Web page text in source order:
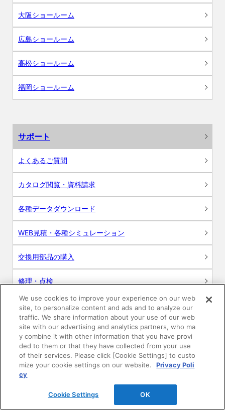
大阪ショールーム
広島ショールーム
高松ショールーム
福岡ショールーム
サポート
よくあるご質問
カタログ閲覧・資料請求
各種データダウンロード
WEB見積・各種シミュレーション
交換用部品の購入
修理・点検
お問い合わせ
ログイン
建築・設計関係者様向けサイト
ユーザー登録サービス
WEB見積システム
We use cookies to improve your experience on our web
site, to personalize content and ads and to analyze our
traffic. We share information about your use of our web
site with our advertising and analytics partners, who ma
y combine it with other information that you have provi
ded to them or that they have collected from your use
of their services. Please click [Cookie Settings] to custo
mize your cookie settings on our website.
Privacy Poli
cy
Cookie Settings OK